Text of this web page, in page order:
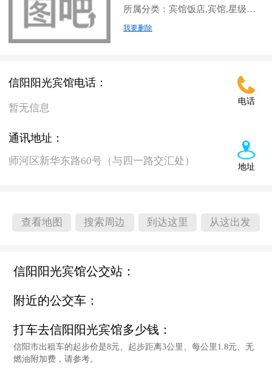
所属分类：宾馆饭店,宾馆,星级饭店,
我要删除
电话
信阳阳光宾馆电话：
暂无信息
地址
通讯地址：
师河区新华东路60号（与四一路交汇处）
查看地图 搜索周边 到达这里 从这出发
信阳阳光宾馆公交站：
附近的公交车：
打车去信阳阳光宾馆多少钱：
信阳市出租车的起步价是8元、起步距离3公里、每公里1.8元、无
燃油附加费，请参考。